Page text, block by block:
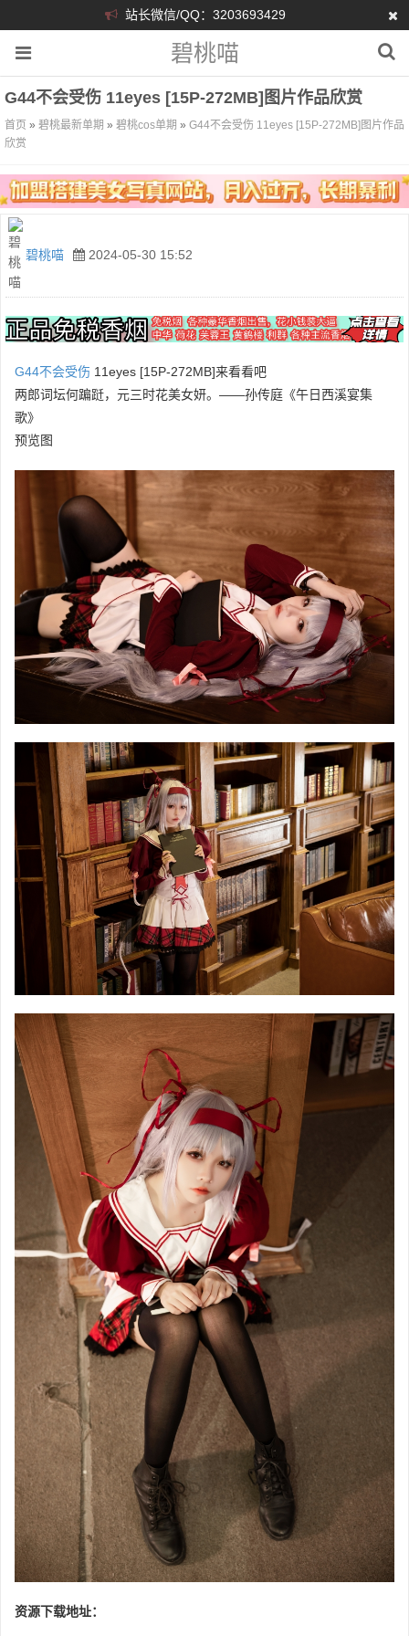
站长微信/QQ：3203693429
碧桃喵
G44不会受伤 11eyes [15P-272MB]图片作品欣赏
首页 » 碧桃最新单期 » 碧桃cos单期 » G44不会受伤 11eyes [15P-272MB]图片作品
欣赏
碧桃喵 2024-05-30 15:52
G44不会受伤 11eyes [15P-272MB]来看看吧
两郎词坛何蹁跹，元三时花美女妍。——孙传庭《午日西溪宴集
歌》
预览图
资源下载地址：